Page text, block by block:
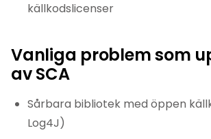
källkodslicenser
Vanliga problem som
av SCA
Sårbara bibliotek med öppen
Log4J)